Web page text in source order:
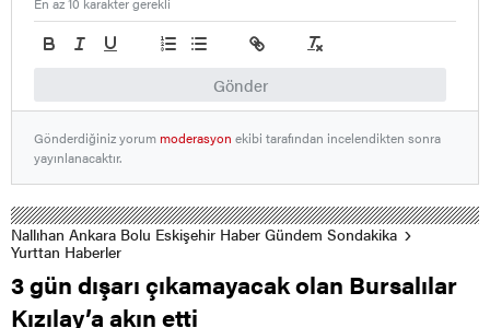
Gönder
Gönderdiğiniz yorummoderasyon ekibi tarafından incelendikten sonra
yayınlanacaktır.
Nallıhan Ankara Bolu Eskişehir Haber Gündem Sondakika
Yurttan Haberler
3 gün dışarı çıkamayacak olan Bursalılar
Kızılay’a akın etti